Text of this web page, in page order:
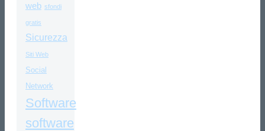
web sfondi
gratis
Sicurezza
Siti Web
Social
Network
Software
software